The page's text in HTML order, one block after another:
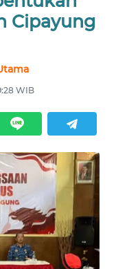
Cipayung
WIB